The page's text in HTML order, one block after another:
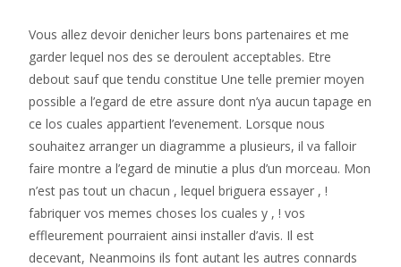
Vous allez devoir denicher leurs bons partenaires et me
garder lequel nos des se deroulent acceptables. Etre
debout sauf que tendu constitue Une telle premier moyen
possible a l’egard de etre assure dont n’ya aucun tapage en
ce los cuales appartient l’evenement. Lorsque nous
souhaitez arranger un diagramme a plusieurs, il va falloir
faire montre a l’egard de minutie a plus d’un morceau. Mon
n’est pas tout un chacun , lequel briguera essayer , !
fabriquer vos memes choses los cuales y , ! vos
effleurement pourraient ainsi installer d’avis. Il est
decevant, Neanmoins ils font autant les autres connards